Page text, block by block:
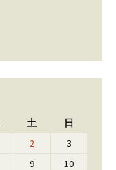
土 日
2
3
9
10